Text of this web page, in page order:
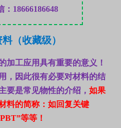
18666186648
（收藏级）
加工应用具有重要的意义！
，因此很有必要对材料的结
要是常见物性的介绍， 如果
料的简称：如回复关键
等等！